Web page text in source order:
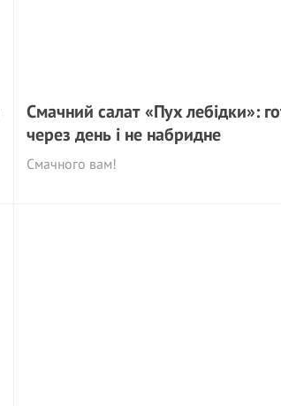
Смачний салат «Пух лебідки»:
через день і не набридне
Смачного вам!